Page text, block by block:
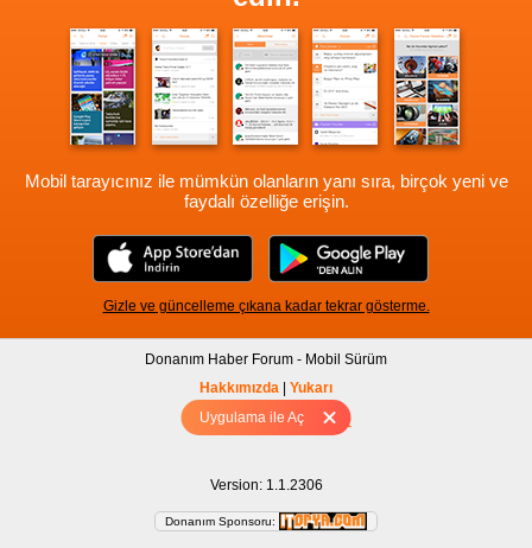
Uygulama ile Aç
Mobil tarayıcınız ile mümkün olanların yanı sıra, birçok yeni ve
faydalı özelliğe erişin.
Gizle ve güncelleme çıkana kadar tekrar gösterme.
Donanım Haber Forum - Mobil Sürüm
Hakkımızda | Yukarı
Tam sürüm için Tıklayınız
Version: 1.1.2306
Donanım Sponsoru: